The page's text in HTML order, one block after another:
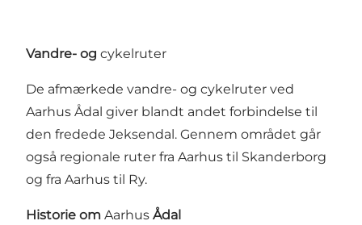
Vandre- og cykelruter
De afmærkede vandre- og cykelruter ved
Aarhus Ådal giver blandt andet forbindelse til
den fredede Jeksendal. Gennem området går
også regionale ruter fra Aarhus til Skanderborg
og fra Aarhus til Ry.
Historie om Aarhus Ådal